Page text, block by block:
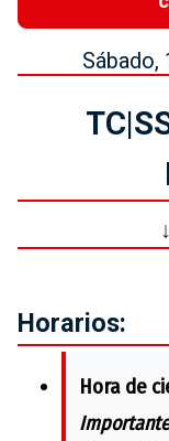
Sábado,
Horarios:
Hora de